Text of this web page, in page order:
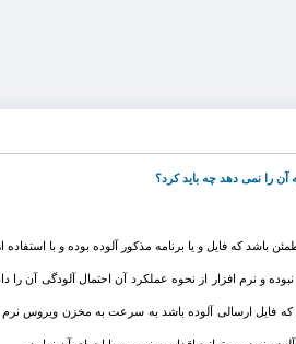
باشد که فایل و یا برنامه مذکور آلوده بوده و با
و نرم افزار از نحوه عملکرد آن احتمال آلودگی آن
که فایل ارسالی آلوده باشد به سرعت به مخزن ویروس نرم